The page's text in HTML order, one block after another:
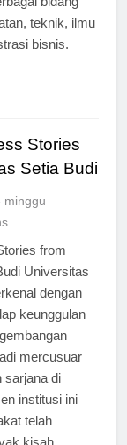
bidang
teknik, ilmu
bisnis.
Stories
minggu
from
Universitas
dengan
keunggulan
mercusuar
sarjana di
institusi ini
telah